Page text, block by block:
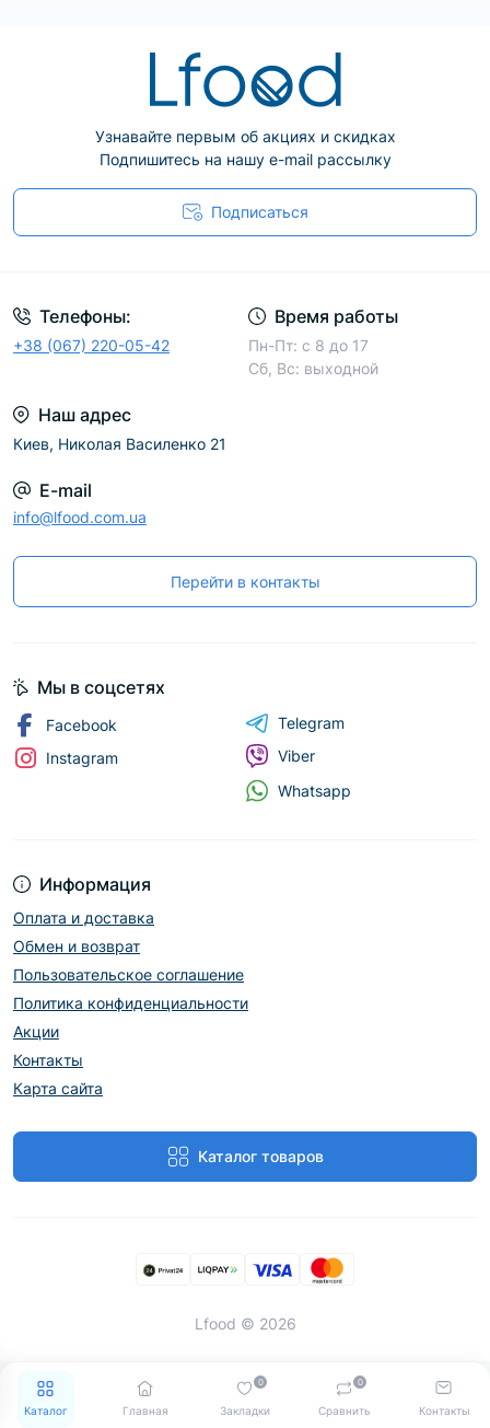
Каталог Главная Закладки
0
Сравнить
0
Контакты
Узнавайте первым об акциях и скидках
Подпишитесь на нашу e-mail рассылку
Подписаться
Телефоны:
+38 (067) 220-05-42
Время работы
Пн-Пт: с 8 до 17
Сб, Вс: выходной
Наш адрес
Киев, Николая Василенко 21
E-mail
info@lfood.com.ua
Перейти в контакты
Информация
Оплата и доставка
Обмен и возврат
Пользовательское соглашение
Политика конфиденциальности
Акции
Контакты
Карта сайта
Каталог товаров
Мы в соцсетях
Facebook
Instagram
Telegram
Viber
Whatsapp
Lfood © 2026